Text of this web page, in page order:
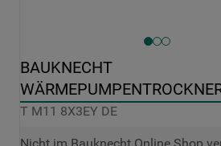
BAUKNECHT
FREISTEHEND, 8,0 KG - T
T M11 8X3EY DE